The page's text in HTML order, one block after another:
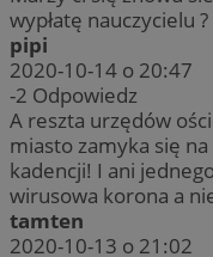
wypłatę nauczycielu ?
pipi
2020-10-14 o 20:47
-2 Odpowiedz
A reszta urzędów
miasto zamyka się
kadencji! I ani
wirusowa korona a
tamten
2020-10-13 o 21:02